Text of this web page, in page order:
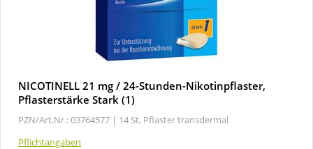
NICOTINELL 21 mg / 24-Stunden-Nikotinpflaster,
Pflasterstärke Stark (1)
PZN/Art.Nr.: 03764577 | 14 St, Pflaster transdermal
Pflichtangaben